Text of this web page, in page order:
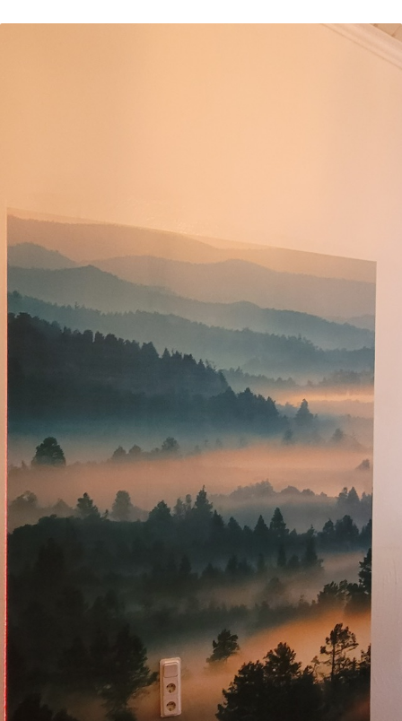
44.9826.99€/m²
56.67
Premium vinüül
Peel and Stick
81.6749 /m²